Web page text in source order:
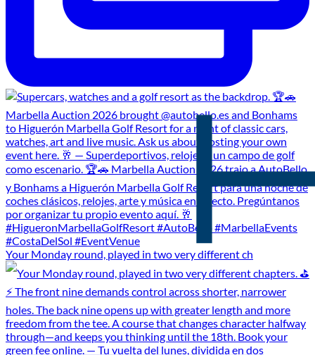
Your Monday round, played in two very different ch